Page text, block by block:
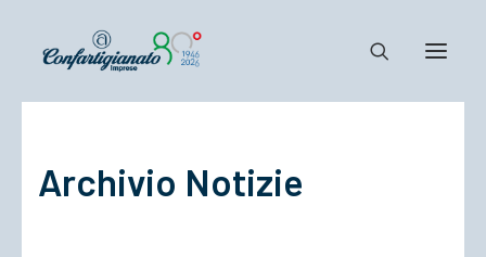
Confartigianato
Archivio Notizie